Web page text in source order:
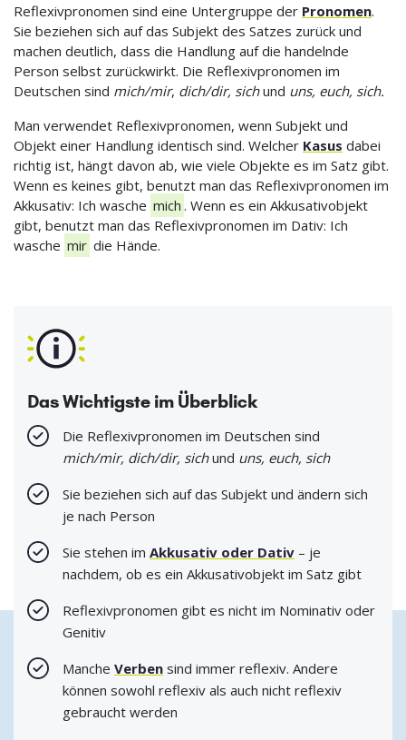
Reflexivpronomen sind eine Untergruppe der Pronomen.
Sie beziehen sich auf das Subjekt des Satzes zurück und
machen deutlich, dass die Handlung auf die handelnde
Person selbst zurückwirkt. Die Reflexivpronomen im
Deutschen sind mich/mir, dich/dir, sichund uns, euch, sich.
Man verwendet Reflexivpronomen, wenn Subjekt und
Objekt einer Handlung identisch sind. Welcher Kasus dabei
richtig ist, hängt davon ab, wie viele Objekte es im Satz gibt.
Wenn es keines gibt, benutzt man das Reflexivpronomen im
Akkusativ: Ich wasche mich . Wenn es ein Akkusativobjekt
gibt, benutzt man das Reflexivpronomen im Dativ: Ich
wasche mir die Hände.
Das Wichtigste im Überblick
Die Reflexivpronomen im Deutschen sind
mich/mir, dich/dir, sichund uns, euch, sich
Sie beziehen sich auf das Subjekt und ändern sich
je nach Person
Sie stehen im Akkusativ oder Dativ – je
nachdem, ob es ein Akkusativobjekt im Satz gibt
Reflexivpronomen gibt es nicht im Nominativ oder
Genitiv
Manche Verben sind immer reflexiv. Andere
können sowohl reflexiv als auch nicht reflexiv
gebraucht werden